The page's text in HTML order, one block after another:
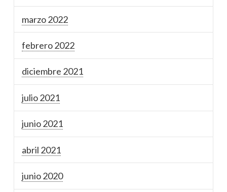
marzo 2022
febrero 2022
diciembre 2021
julio 2021
junio 2021
abril 2021
junio 2020